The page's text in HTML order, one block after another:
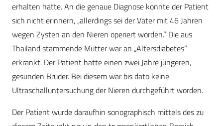
erhalten hatte. An die genaue Diagnose konnte der Patient
sich nicht erinnern, „allerdings sei der Vater mit 46 Jahren
wegen Zysten an den Nieren operiert worden.“ Die aus
Thailand stammende Mutter war an „Altersdiabetes“
erkrankt. Der Patient hatte einen zwei Jahre jüngeren,
gesunden Bruder. Bei diesem war bis dato keine
Ultraschalluntersuchung der Nieren durchgeführt worden.
Der Patient wurde daraufhin sonographisch mittels des zu